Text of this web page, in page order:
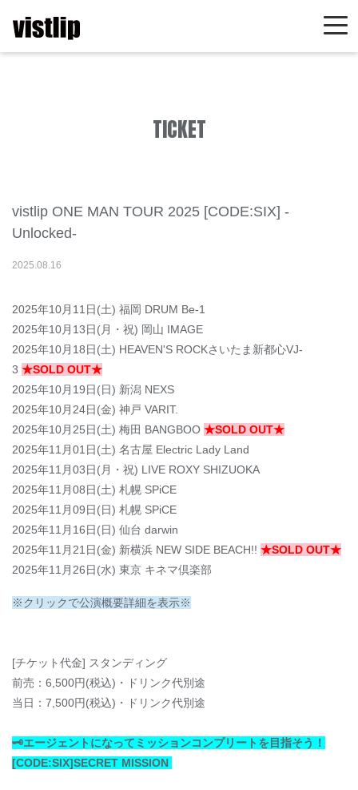
TICKET
vistlip ONE MAN TOUR 2025 [CODE:SIX] -
Unlocked-
2025.08.16
2025年10月11日(土) 福岡 DRUM Be-1
2025年10月13日(月・祝) 岡山 IMAGE
2025年10月18日(土) HEAVEN'S ROCKさいたま新都心VJ-
3 ★SOLD OUT★
2025年10月19日(日) 新潟 NEXS
2025年10月24日(金) 神戸 VARIT.
2025年10月25日(土) 梅田 BANGBOO ★SOLD OUT★
2025年11月01日(土) 名古屋 Electric Lady Land
2025年11月03日(月・祝) LIVE ROXY SHIZUOKA
2025年11月08日(土) 札幌 SPiCE
2025年11月09日(日) 札幌 SPiCE
2025年11月16日(日) 仙台 darwin
2025年11月21日(金) 新横浜 NEW SIDE BEACH!! ★SOLD OUT★
2025年11月26日(水) 東京 キネマ倶楽部
※クリックで公演概要詳細を表示※
[チケット代金] スタンディング
前売：6,500円(税込)・ドリンク代別途
当日：7,500円(税込)・ドリンク代別途
🗝️エージェントになってミッションコンプリートを目指そう！
[CODE:SIX]SECRET MISSION